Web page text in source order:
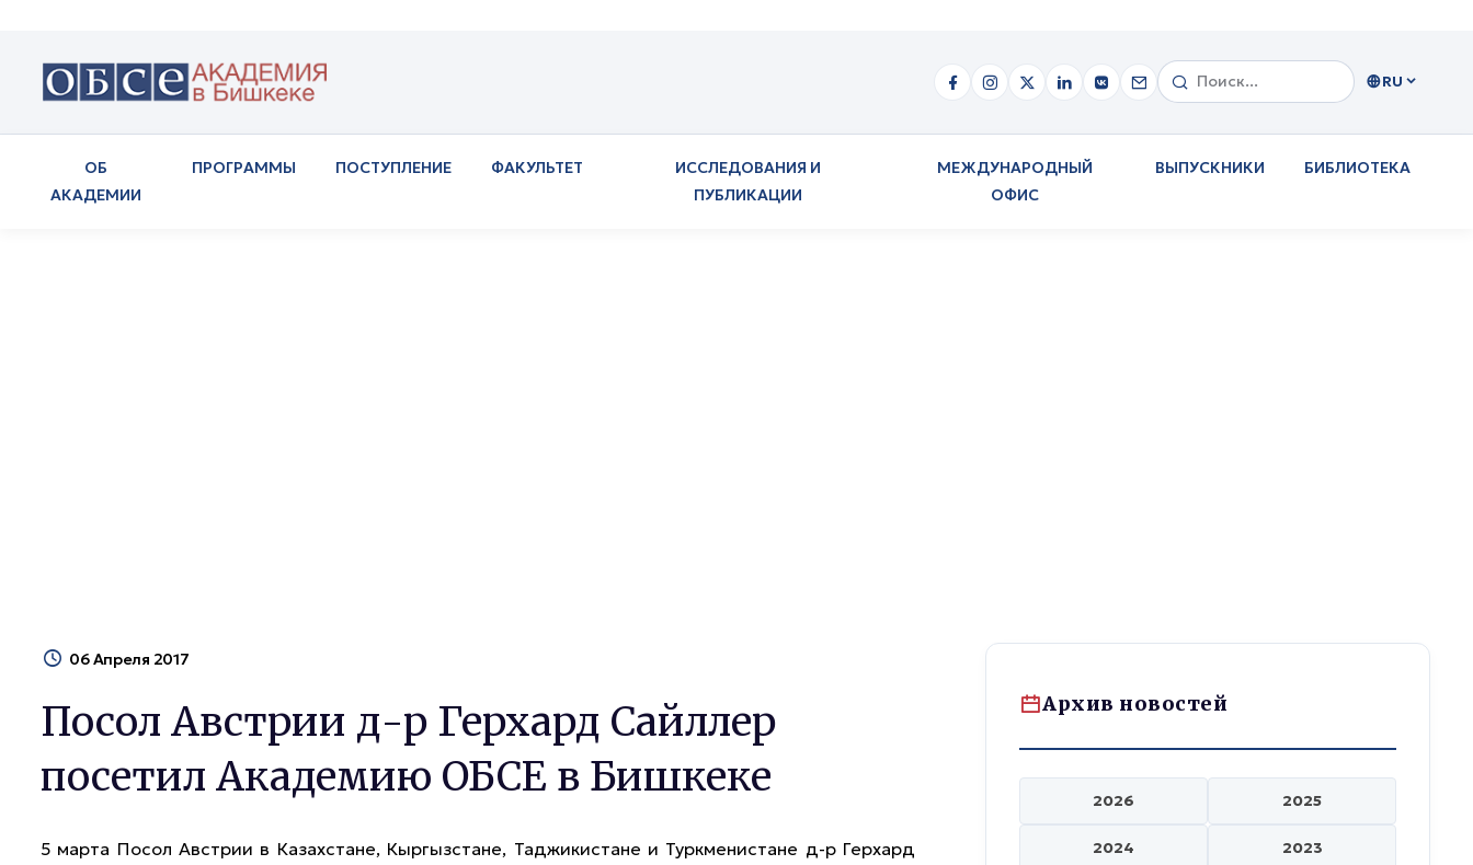
RU
ОБ
АКАДЕМИИ
ПРОГРАММЫ ПОСТУПЛЕНИЕ ФАКУЛЬТЕТ
ИССЛЕДОВАНИЯ И
ПУБЛИКАЦИИ
МЕЖДУНАРОДНЫЙ
ОФИС
ВЫПУСКНИКИ БИБЛИОТЕКА
06 Апреля 2017
Посол Австрии д-р Герхард Сайллер
посетил Академию ОБСЕ в Бишкеке
5 марта Посол Австрии в Казахстане, Кыргызстане, Таджикистане и Туркменистане д-р Герхард
Архив новостей
2026 2025
2024 2023